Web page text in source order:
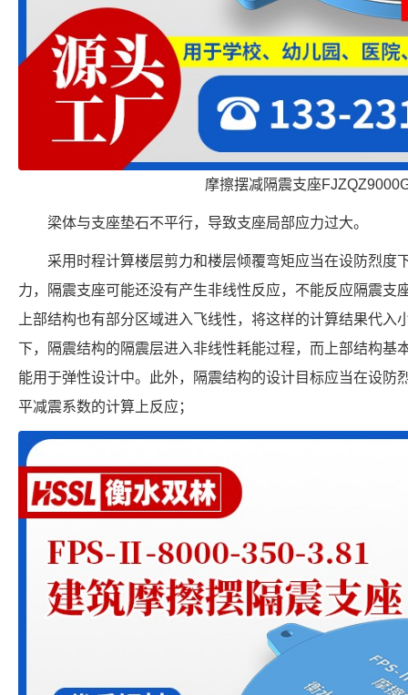
摩擦摆减隔震支座
梁体与支座垫石不平行，导致支座局部应力过大。
采用时程计算楼层剪力和楼层倾覆弯矩应当在设防烈度
力，隔震支座可能还没有产生非线性反应，不能反应隔震支
上部结构也有部分区域进入飞线性，将这样的计算结果代入
下，隔震结构的隔震层进入非线性耗能过程，而上部结构基
能用于弹性设计中。此外，隔震结构的设计目标应当在设防
平减震系数的计算上反应；